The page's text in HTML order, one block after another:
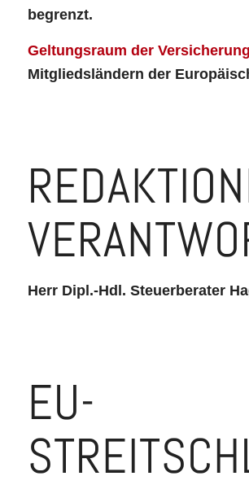
begrenzt.
Geltungsraum der
Mitgliedsländern der
Herr Dipl.-Hdl. Steuerberater
EU-